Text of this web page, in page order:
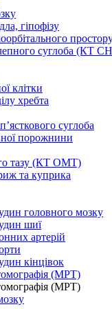
гіпофізу
суглоба (КТ
клітки
хребта
суглоба
порожнини
тазу (КТ ОМТ)
та куприка
головного мозку
шиї
артерій
кінцівок
(МРТ)
(МРТ)